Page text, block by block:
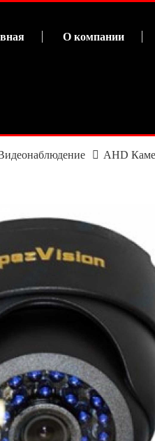
О компании
AHD